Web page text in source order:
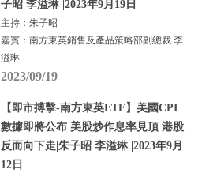
子昭 李溢琳 |2023年9月19日
主持：朱子昭
嘉賓：南方東英銷售及產品策略部副總裁 李
溢琳
2023/09/19
【即市搏擊-南方東英ETF】美國CPI
數據即將公布 美股炒作息率見頂 港股
反而向下走|朱子昭 李溢琳 |2023年9月
12日